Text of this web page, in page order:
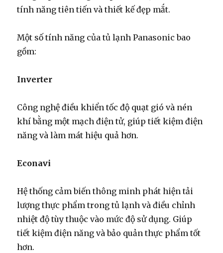
tính năng tiên tiến và thiết kế đẹp mắt.
Một số tính năng của tủ lạnh Panasonic bao
gồm:
Inverter
Công nghệ điều khiển tốc độ quạt gió và nén
khí bằng một mạch điện tử, giúp tiết kiệm điện
năng và làm mát hiệu quả hơn.
Econavi
Hệ thống cảm biến thông minh phát hiện tải
lượng thực phẩm trong tủ lạnh và điều chỉnh
nhiệt độ tùy thuộc vào mức độ sử dụng. Giúp
tiết kiệm điện năng và bảo quản thực phẩm tốt
hơn.